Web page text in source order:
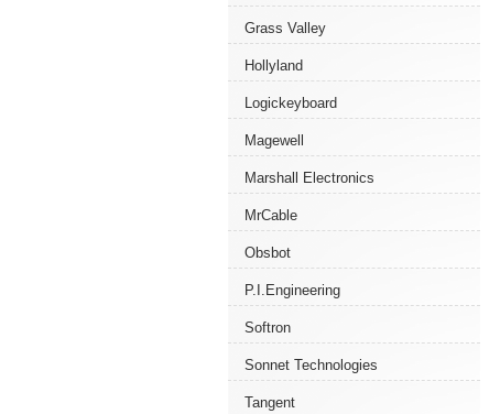
Grass Valley
Hollyland
Logickeyboard
Magewell
Marshall Electronics
MrCable
Obsbot
P.I.Engineering
Softron
Sonnet Technologies
Tangent